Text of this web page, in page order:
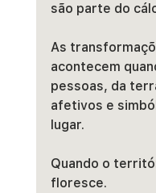
são parte do
As
acontecem
pessoas, da
afetivos e
lugar.
Quando o
floresce.